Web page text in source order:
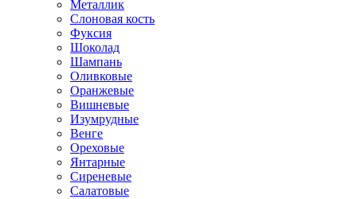
Металлик
Слоновая кость
Фуксия
Шоколад
Шампань
Оливковые
Оранжевые
Вишневые
Изумрудные
Венге
Ореховые
Янтарные
Сиреневые
Салатовые